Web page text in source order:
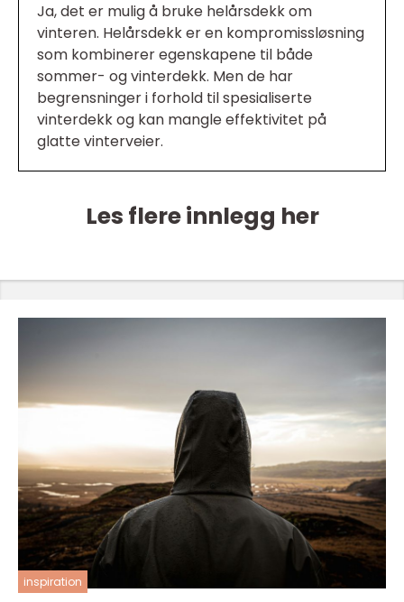
Ja, det er mulig å bruke helårsdekk om
vinteren. Helårsdekk er en kompromissløsning
som kombinerer egenskapene til både
sommer- og vinterdekk. Men de har
begrensninger i forhold til spesialiserte
vinterdekk og kan mangle effektivitet på
glatte vinterveier.
Les flere innlegg her
inspiration